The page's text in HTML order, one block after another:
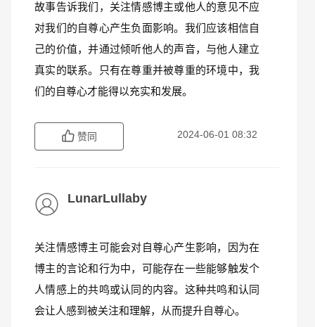
故事告诉我们，关注情感博主或他人的意见不应
对我们的自尊心产生负面影响。我们应该相信自
己的价值，并通过倾听他人的声音，与他人建立
真实的联系。只有在尊重并被尊重的环境中，我
们的自尊心才能得以充实和发展。
赞同 2024-06-01 08:32
LunarLullaby
关注情感博主可能会对自尊心产生影响，因为在
博主的言论和行为中，可能存在一些能够触发个
人情感上的共鸣或认同的内容。这种共鸣和认同
会让人感到被关注和理解，从而提升自尊心。